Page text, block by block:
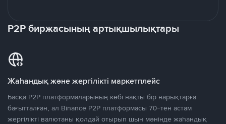
P2P биржасының артықшылықтары
Жаһандық және жергілікті маркетплейс
Басқа P2P платформаларының көбі нақты бір нарықтарға
бағытталған, ал Binance P2P платформасы 70-тен астам
жергілікті валютаны қолдай отырып шын мәнінде жаһандық